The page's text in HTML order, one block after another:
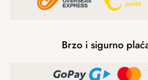
Brzo i sigurno